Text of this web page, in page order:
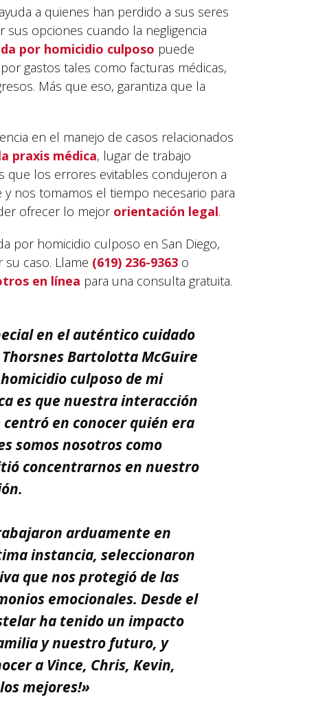
ayuda a quienes han perdido a sus seres
sus opciones cuando la negligencia
por homicidio culposo puede
gastos tales como facturas médicas,
Más que eso, garantiza que la
en el manejo de casos relacionados
praxis médica, lugar de trabajo
que los errores evitables condujeron a
y nos tomamos el tiempo necesario para
ofrecer lo mejor orientación legal.
por homicidio culposo en San Diego,
caso. Llame (619) 236-9363 o
en línea para una consulta gratuita.
en el auténtico cuidado
Bartolotta McGuire
culposo de mi
es que nuestra interacción
en conocer quién era
somos nosotros como
concentrarnos en nuestro
arduamente en
instancia, seleccionaron
que nos protegió de las
emocionales. Desde el
ha tenido un impacto
y nuestro futuro, y
a Vince, Chris, Kevin,
mejores!»